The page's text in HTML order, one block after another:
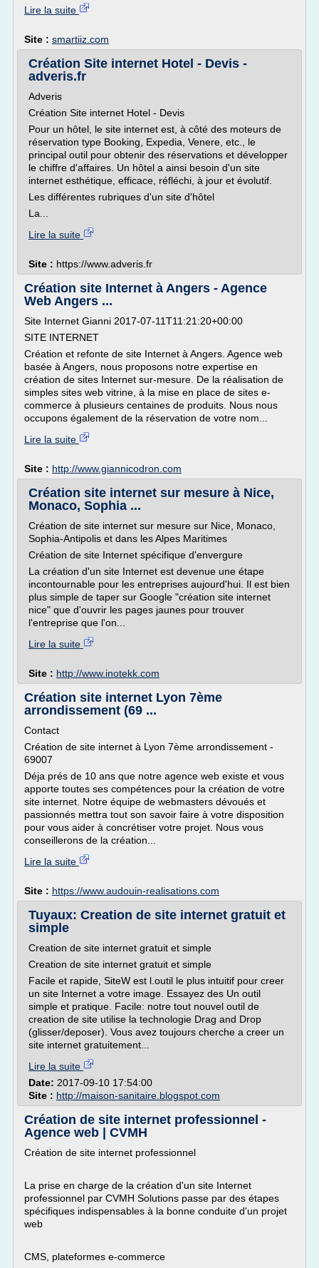
Lire la suite
Site : smartiiz.com
Création Site internet Hotel - Devis -
adveris.fr
Adveris
Création Site internet Hotel - Devis
Pour un hôtel, le site internet est, à côté des moteurs de
réservation type Booking, Expedia, Venere, etc., le
principal outil pour obtenir des réservations et développer
le chiffre d'affaires. Un hôtel a ainsi besoin d'un site
internet esthétique, efficace, réfléchi, à jour et évolutif.
Les différentes rubriques d'un site d'hôtel
La...
Lire la suite
Site : https://www.adveris.fr
Création site Internet à Angers - Agence
Web Angers ...
Site Internet Gianni 2017-07-11T11:21:20+00:00
SITE INTERNET
Création et refonte de site Internet à Angers. Agence web
basée à Angers, nous proposons notre expertise en
création de sites Internet sur-mesure. De la réalisation de
simples sites web vitrine, à la mise en place de sites e-
commerce à plusieurs centaines de produits. Nous nous
occupons également de la réservation de votre nom...
Lire la suite
Site : http://www.giannicodron.com
Création site internet sur mesure à Nice,
Monaco, Sophia ...
Création de site internet sur mesure sur Nice, Monaco,
Sophia-Antipolis et dans les Alpes Maritimes
Création de site Internet spécifique d'envergure
La création d'un site Internet est devenue une étape
incontournable pour les entreprises aujourd'hui. Il est bien
plus simple de taper sur Google "création site internet
nice" que d'ouvrir les pages jaunes pour trouver
l'entreprise que l'on...
Lire la suite
Site : http://www.inotekk.com
Création site internet Lyon 7ème
arrondissement (69 ...
Contact
Création de site internet à Lyon 7ème arrondissement -
69007
Déja prés de 10 ans que notre agence web existe et vous
apporte toutes ses compétences pour la création de votre
site internet. Notre équipe de webmasters dévoués et
passionnés mettra tout son savoir faire à votre disposition
pour vous aider à concrétiser votre projet. Nous vous
conseillerons de la création...
Lire la suite
Site : https://www.audouin-realisations.com
Tuyaux: Creation de site internet gratuit et
simple
Creation de site internet gratuit et simple
Creation de site internet gratuit et simple
Facile et rapide, SiteW est l.outil le plus intuitif pour creer
un site Internet a votre image. Essayez des Un outil
simple et pratique. Facile: notre tout nouvel outil de
creation de site utilise la technologie Drag and Drop
(glisser/deposer). Vous avez toujours cherche a creer un
site internet gratuitement...
Lire la suite
Date: 2017-09-10 17:54:00
Site : http://maison-sanitaire.blogspot.com
Création de site internet professionnel -
Agence web | CVMH
Création de site internet professionnel
La prise en charge de la création d'un site Internet
professionnel par CVMH Solutions passe par des étapes
spécifiques indispensables à la bonne conduite d'un projet
web
CMS, plateformes e-commerce